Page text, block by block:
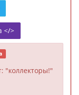
</>
"коллекторы!"